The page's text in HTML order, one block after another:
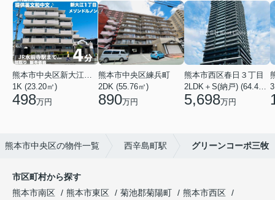
熊本市中央区新大江１丁目
1K (23.20㎡)
498万円
熊本市中央区練兵町
2DK (55.76㎡)
890万円
熊本市西区春日３丁目
2LDK＋S(納戸) (64.44㎡)
5,698万円
熊本市中央区の物件一覧 西辛島町駅 グリーンコーポ三牧
市区町村から探す
熊本市南区
熊本市東区 菊池郡菊陽町
熊本市西区